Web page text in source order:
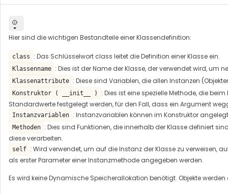
Hier sind die wichtigen Bestandteile einer Klassendefinition:
class : Das Schlüsselwort class leitet die Definition einer Klasse ein.
Klassenname : Dies ist der Name der Klasse, der verwendet wird, um
Klassenattribute : Diese sind Variablen, die allen Instanzen
Konstruktor ( __init__ )
: Dies ist eine spezielle Methode, die
Standardwerte festgelegt werden, für den Fall, dass ein Argument
Instanzvariablen : Instanzvariablen können im Konstruktor
Methoden : Dies sind Funktionen, die innerhalb der Klasse definiert
diese verarbeiten.
self : Wird verwendet, um auf die Instanz der Klasse zu verweisen,
als erster Parameter einer Instanzmethode angegeben werden.
Es wird keine Dynamische Speicherallokation benötigt. Objekte